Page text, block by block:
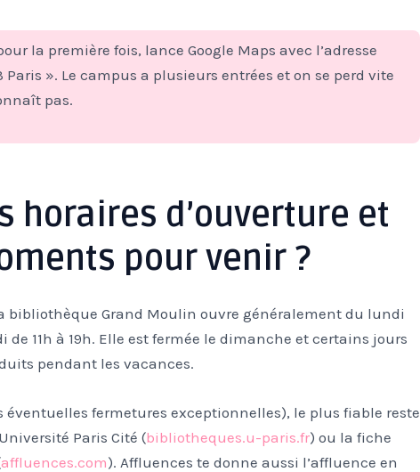
la première fois, lance Google Maps avec l’adresse
». Le campus a plusieurs entrées et on se perd vite
pas.
horaires d’ouverture et
pour venir ?
bibliothèque Grand Moulin ouvre généralement du lundi
11h à 19h. Elle est fermée le dimanche et certains jours
pendant les vacances.
éventuelles fermetures exceptionnelles), le plus fiable reste
Paris Cité (bibliotheques.u-paris.fr) ou la fiche
affluences.com). Affluences te donne aussi l’affluence en